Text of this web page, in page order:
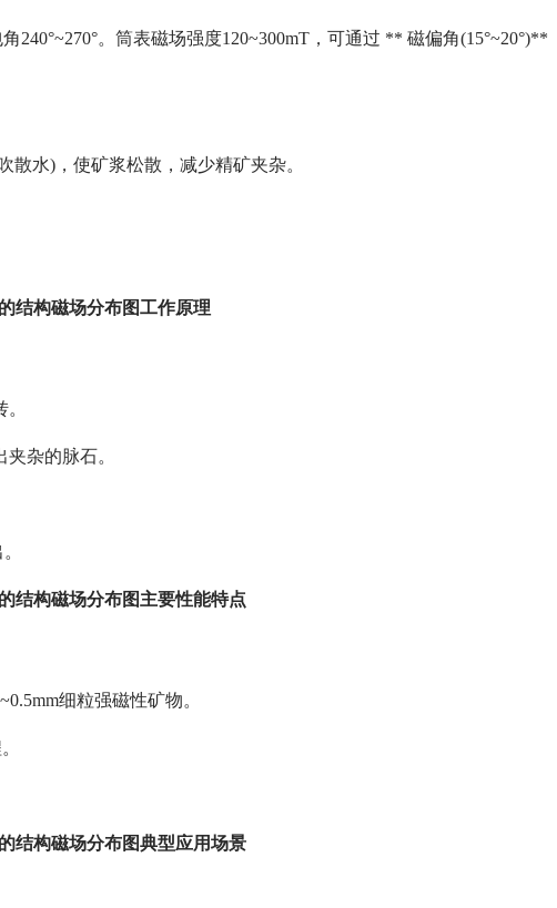
。筒表磁场强度120~300mT，可通过 ** 磁偏角(15°~20°)**
水)，使矿浆松散，减少精矿夹杂。
结构磁场分布图工作原理
杂的脉石。
结构磁场分布图主要性能特点
细粒强磁性矿物。
结构磁场分布图典型应用场景